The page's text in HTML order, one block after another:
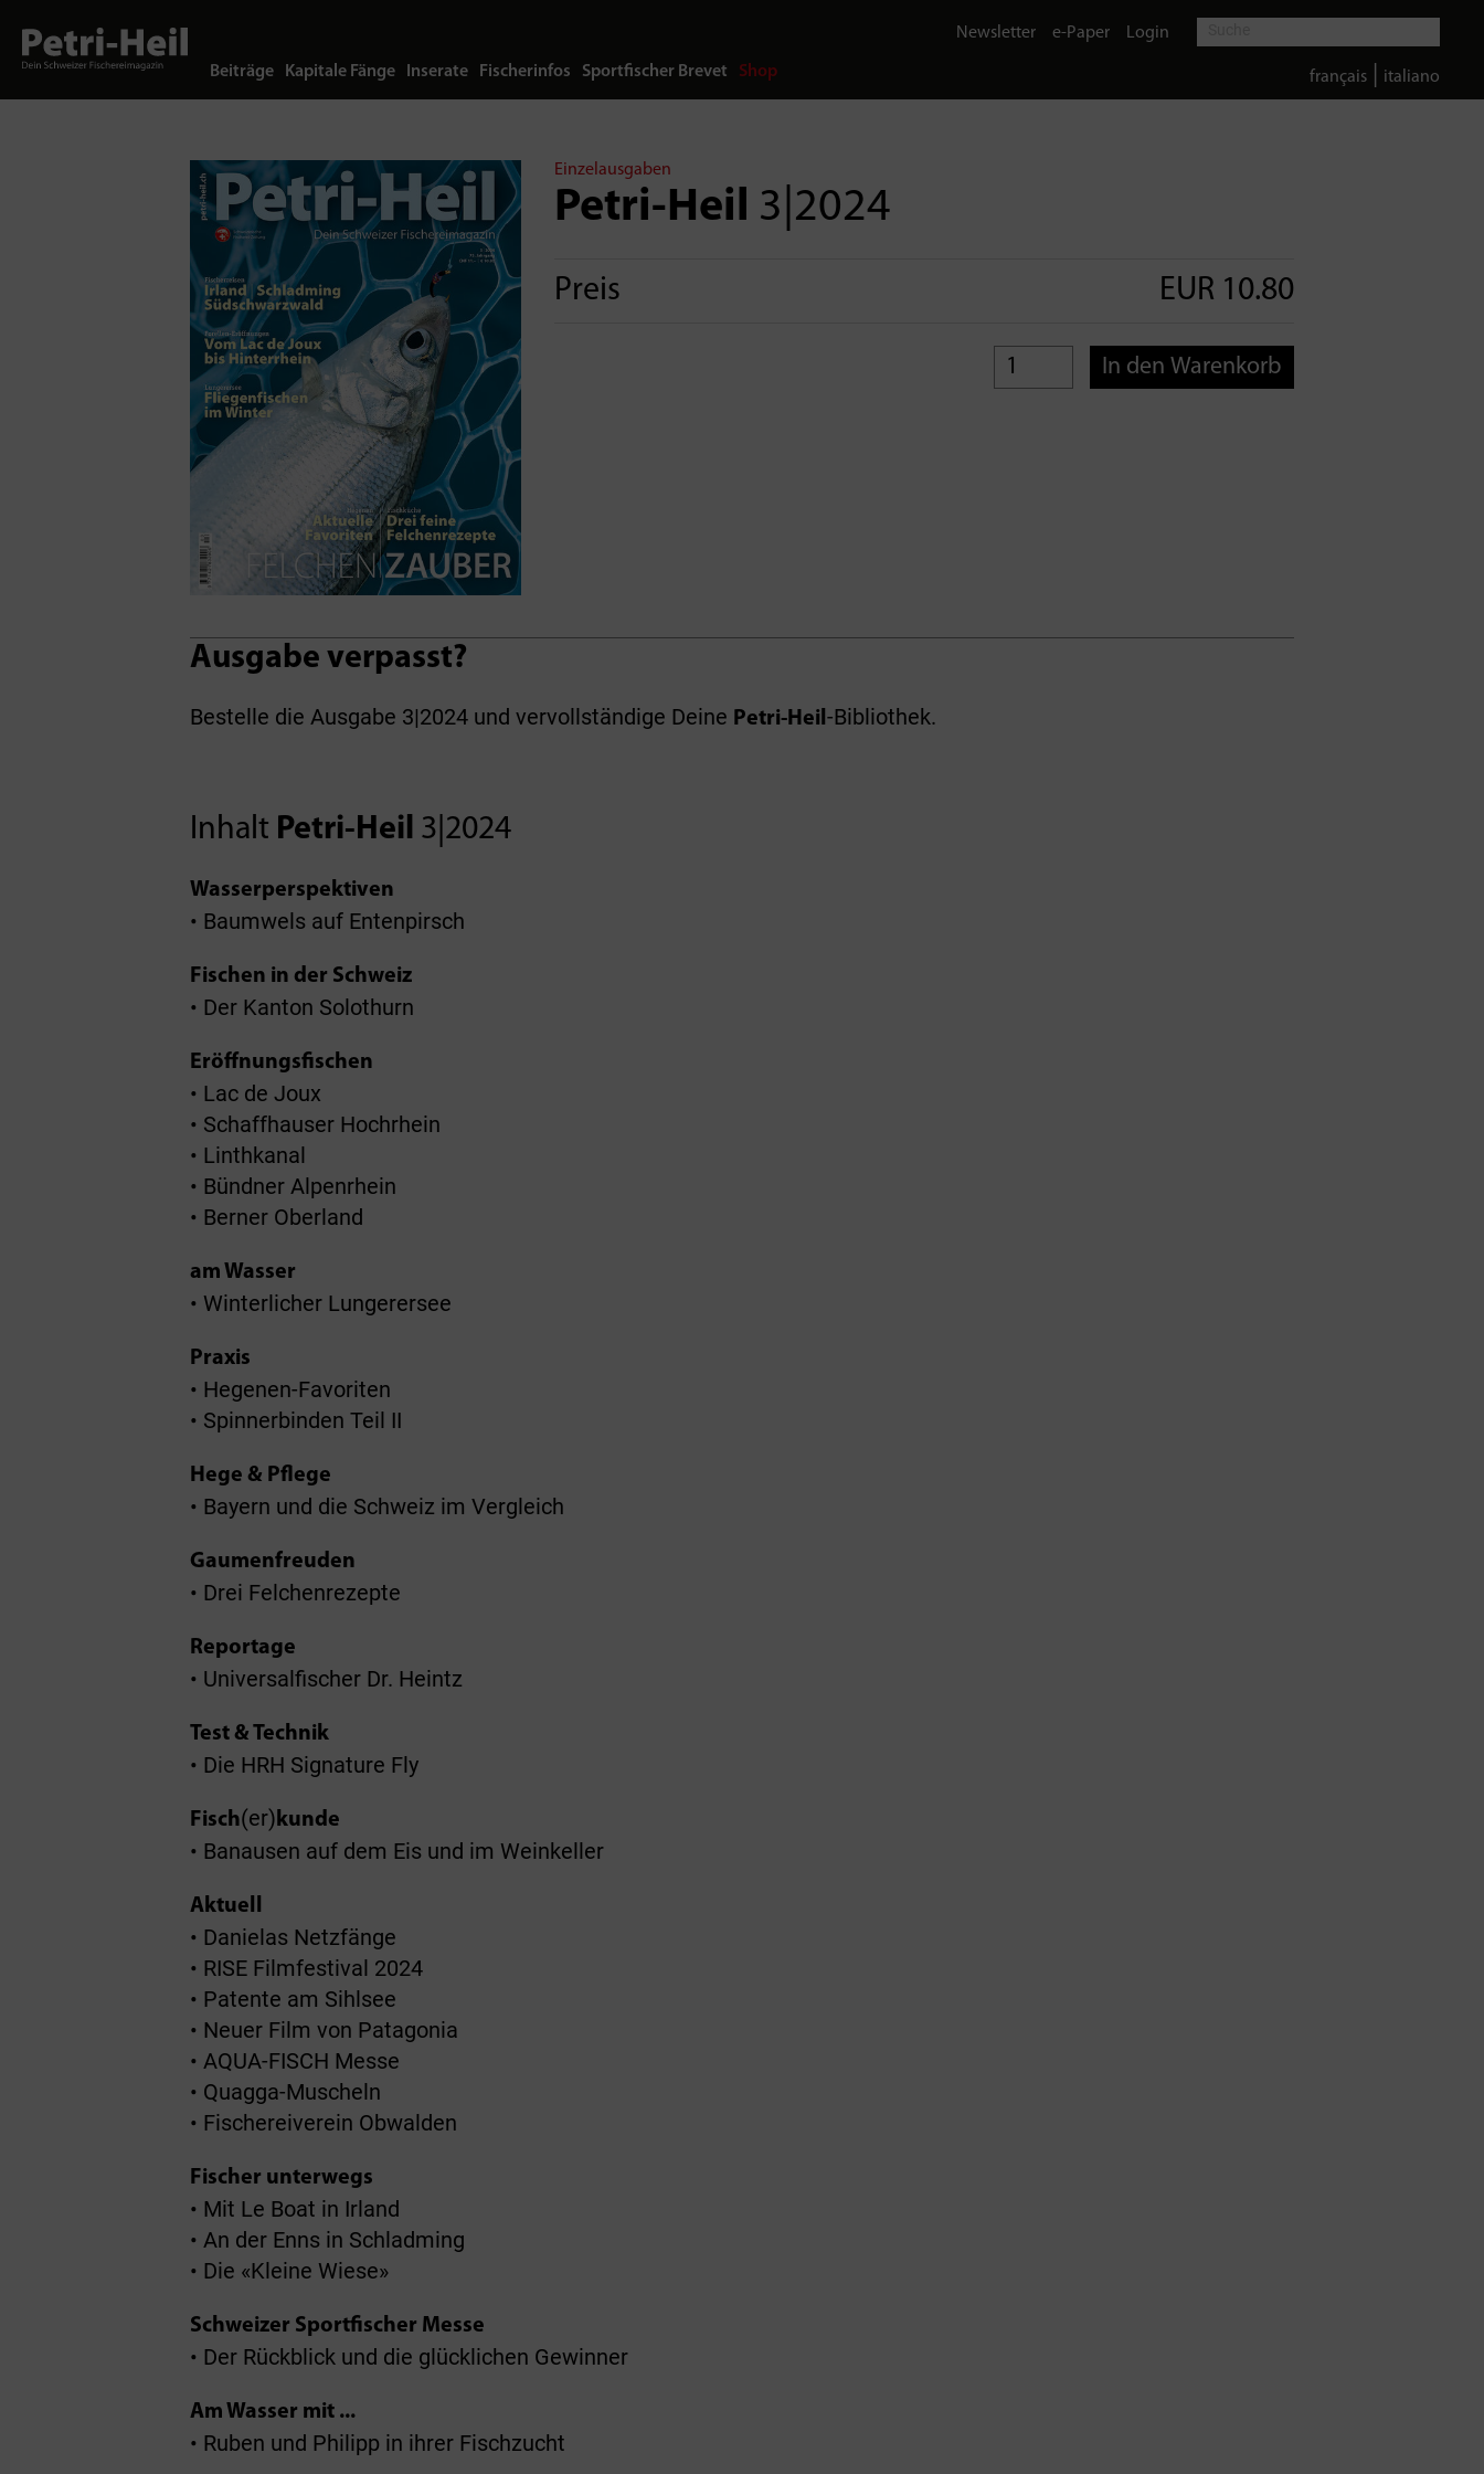
Beiträge Kapitale Fänge Inserate Fischerinfos Sportfischer Brevet Shop
Newsletter e-Paper Login
français italiano
Einzelausgaben
Petri-Heil 3|2024
Preis EUR 10.80
In den Warenkorb
Ausgabe verpasst?
Bestelle die Ausgabe 3|2024 und vervollständige Deine Petri-Heil-Bibliothek.
Inhalt Petri-Heil 3|2024
Wasserperspektiven
• Baumwels auf Entenpirsch
Fischen in der Schweiz
• Der Kanton Solothurn
Eröffnungsfischen
• Lac de Joux
• Schaffhauser Hochrhein
• Linthkanal
• Bündner Alpenrhein
• Berner Oberland
am Wasser
• Winterlicher Lungerersee
Praxis
• Hegenen-Favoriten
• Spinnerbinden Teil II
Hege & Pflege
• Bayern und die Schweiz im Vergleich
Gaumenfreuden
• Drei Felchenrezepte
Reportage
• Universalfischer Dr. Heintz
Test & Technik
• Die HRH Signature Fly
Fisch(er)kunde
• Banausen auf dem Eis und im Weinkeller
Aktuell
• Danielas Netzfänge
• RISE Filmfestival 2024
• Patente am Sihlsee
• Neuer Film von Patagonia
• AQUA-FISCH Messe
• Quagga-Muscheln
• Fischereiverein Obwalden
Fischer unterwegs
• Mit Le Boat in Irland
• An der Enns in Schladming
• Die «Kleine Wiese»
Schweizer Sportfischer Messe
• Der Rückblick und die glücklichen Gewinner
Am Wasser mit ...
• Ruben und Philipp in ihrer Fischzucht